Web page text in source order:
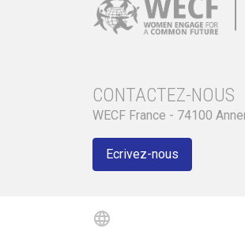
CONTACTEZ-NOUS
WECF France - 74100
Ecrivez-nous
language